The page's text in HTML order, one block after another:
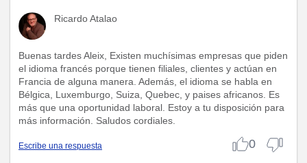
Ricardo Atalao
Buenas tardes Aleix, Existen muchísimas empresas que piden
el idioma francés porque tienen filiales, clientes y actúan en
Francia de alguna manera. Además, el idioma se habla en
Bélgica, Luxemburgo, Suiza, Quebec, y paises africanos. Es
más que una oportunidad laboral. Estoy a tu disposición para
más información. Saludos cordiales.
Escribe una respuesta 0